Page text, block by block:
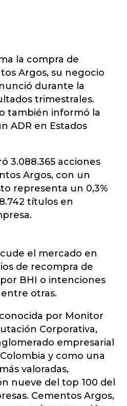
la compra de
Argos, su negocio
durante la
trimestrales.
también informó la
ADR en Estados
3.088.365 acciones
Argos, con un
representa un 0,3%
títulos en
el mercado en
de recompra de
BHI o intenciones
otras.
por Monitor
Corporativa,
empresarial
y como una
valoradas,
nueve del top 100 del
Cementos Argos,